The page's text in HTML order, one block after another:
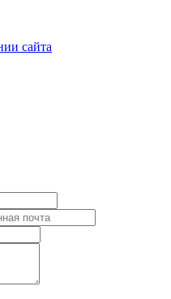
сайта